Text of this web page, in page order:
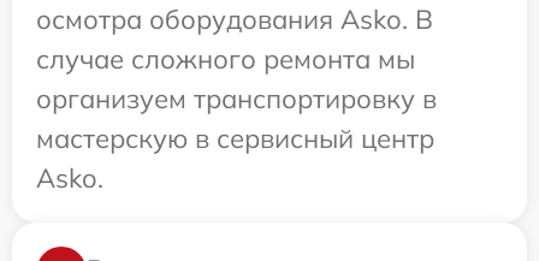
осмотра оборудования Asko. В
случае сложного ремонта мы
организуем транспортировку в
мастерскую в сервисный центр
Asko.